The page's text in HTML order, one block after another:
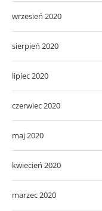
wrzesień 2020
sierpień 2020
lipiec 2020
czerwiec 2020
maj 2020
kwiecień 2020
marzec 2020